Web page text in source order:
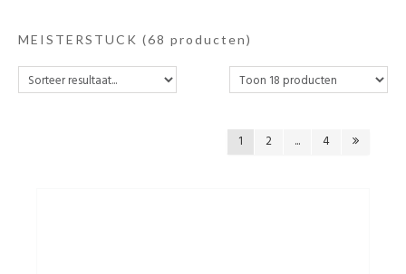
Andere merken
Promoties
MEISTERSTUCK (68 producten)
1 2 ... 4